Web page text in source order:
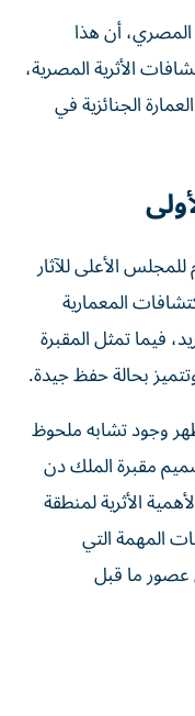
المصري، أن هذا
الأثرية المصرية،
الجنائزية في
الأعلى للآثار
المعمارية
فيما تمثل المقبرة
بحالة حفظ جيدة.
وجود تشابه ملحوظ
مقبرة الملك دن
الأثرية لمنطقة
المهمة التي
ما قبل